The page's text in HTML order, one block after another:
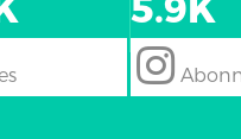
follow